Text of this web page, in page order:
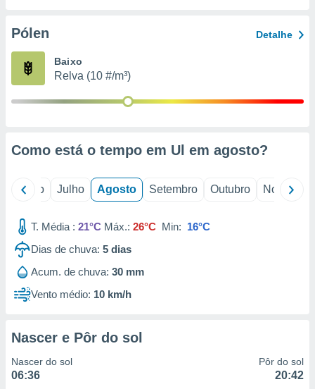
através
estudos
de
1199
Pólen Detalhe
Baixo
Relva (10 #/m³)
Como está o tempo em Ul em agosto?
Junho Julho Agosto Setembro Outubro Novembro
T. Média : 21°C Máx.: 26°C Min: 16°C
Dias de chuva: 5 dias
Acum. de chuva: 30 mm
Vento médio: 10 km/h
Nascer e Pôr do sol
Nascer do sol
06:36
Pôr do sol
20:42